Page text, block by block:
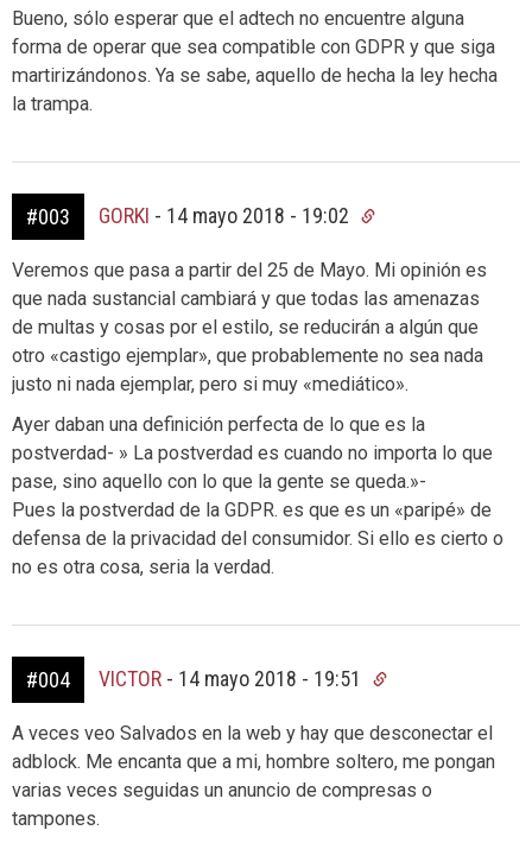
Bueno, sólo esperar que el adtech no encuentre alguna
forma de operar que sea compatible con GDPR y que siga
martirizándonos. Ya se sabe, aquello de hecha la ley hecha
la trampa.
#003 GORKI - 14 mayo 2018 - 19:02
Veremos que pasa a partir del 25 de Mayo. Mi opinión es
que nada sustancial cambiará y que todas las amenazas
de multas y cosas por el estilo, se reducirán a algún que
otro «castigo ejemplar», que probablemente no sea nada
justo ni nada ejemplar, pero si muy «mediático».
Ayer daban una definición perfecta de lo que es la
postverdad- » La postverdad es cuando no importa lo que
pase, sino aquello con lo que la gente se queda.»-
Pues la postverdad de la GDPR. es que es un «paripé» de
defensa de la privacidad del consumidor. Si ello es cierto o
no es otra cosa, seria la verdad.
#004 VICTOR - 14 mayo 2018 - 19:51
A veces veo Salvados en la web y hay que desconectar el
adblock. Me encanta que a mi, hombre soltero, me pongan
varias veces seguidas un anuncio de compresas o
tampones.